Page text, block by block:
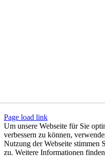
Page load link
Um unsere Webseite für Sie
verbessern zu können,
Nutzung der Webseite stimmen
zu. Weitere Informationen